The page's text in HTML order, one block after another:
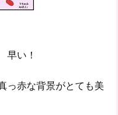
早い！
っ赤な背景がとても美